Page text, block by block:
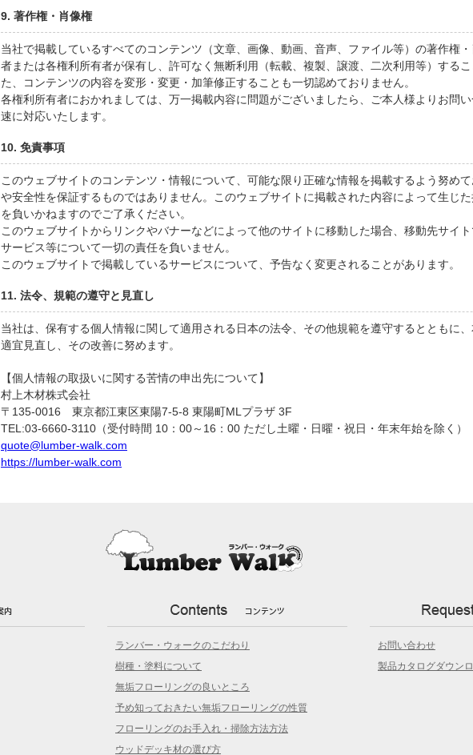
9. 著作権・肖像権
当社で掲載しているすべてのコンテンツ（文章、画像、動画、音声、ファイル等）の著作権
者または各権利所有者が保有し、許可なく無断利用（転載、複製、譲渡、二次利用等）する
た、コンテンツの内容を変形・変更・加筆修正することも一切認めておりません。
各権利所有者におかれましては、万一掲載内容に問題がございましたら、ご本人様よりお問
速に対応いたします。
10. 免責事項
このウェブサイトのコンテンツ・情報について、可能な限り正確な情報を掲載するよう努め
や安全性を保証するものではありません。このウェブサイトに掲載された内容によって生じ
を負いかねますのでご了承ください。
このウェブサイトからリンクやバナーなどによって他のサイトに移動した場合、移動先サイト
サービス等について一切の責任を負いません。
このウェブサイトで掲載しているサービスについて、予告なく変更されることがあります。
11. 法令、規範の遵守と見直し
当社は、保有する個人情報に関して適用される日本の法令、その他規範を遵守するとともに
適宜見直し、その改善に努めます。
【個人情報の取扱いに関する苦情の申出先について】
村上木材株式会社
〒135-0016 東京都江東区東陽7-5-8 東陽町MLプラザ 3F
TEL:03-6660-3110（受付時間 10：00～16：00 ただし土曜・日曜・祝日・年末年始を除く）
quote@lumber-walk.com
https://lumber-walk.com
ランバー・ウォークのこだわり
樹種・塗料について
無垢フローリングの良いところ
予め知っておきたい無垢フローリングの性質
フローリングのお手入れ・掃除方法方法
ウッドデッキ材の選び方
お問い合わせ
製品カタログダウン